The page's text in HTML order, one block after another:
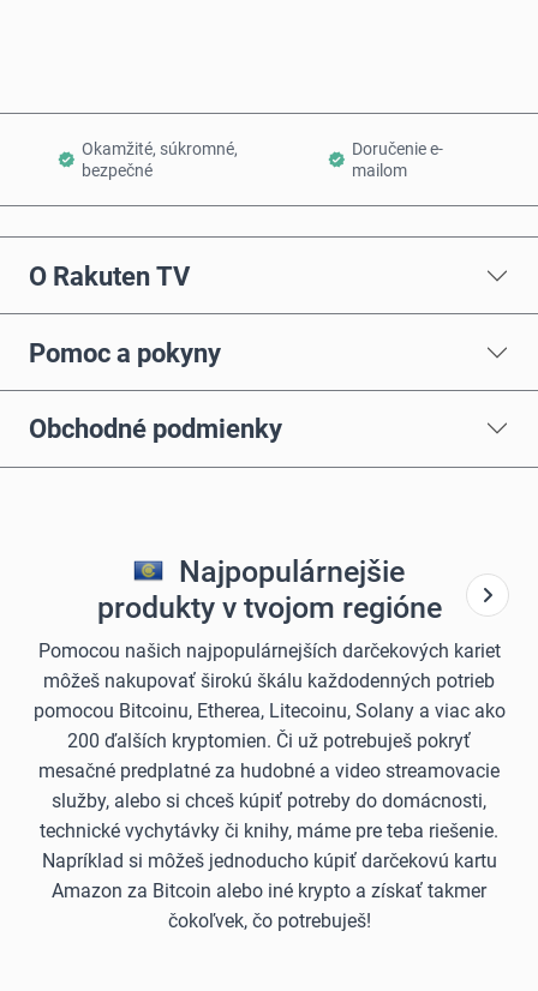
Okamžité, súkromné,
bezpečné
Doručenie e-
mailom
O Rakuten TV
Pomoc a pokyny
Obchodné podmienky
Najpopulárnejšie
produkty v tvojom regióne
Pomocou našich najpopulárnejších darčekových kariet
môžeš nakupovať širokú škálu každodenných potrieb
pomocou Bitcoinu, Etherea, Litecoinu, Solany a viac ako
200 ďalších kryptomien. Či už potrebuješ pokryť
mesačné predplatné za hudobné a video streamovacie
služby, alebo si chceš kúpiť potreby do domácnosti,
technické vychytávky či knihy, máme pre teba riešenie.
Napríklad si môžeš jednoducho kúpiť darčekovú kartu
Amazon za Bitcoin alebo iné krypto a získať takmer
čokoľvek, čo potrebuješ!